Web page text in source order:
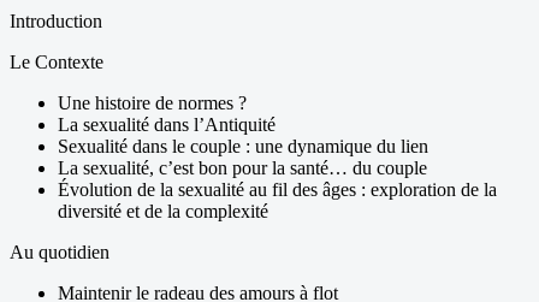
Introduction
Le Contexte
Une histoire de normes ?
La sexualité dans l’Antiquité
Sexualité dans le couple : une dynamique du lien
La sexualité, c’est bon pour la santé… du couple
Évolution de la sexualité au fil des âges : exploration de la
diversité et de la complexité
Au quotidien
Maintenir le radeau des amours à flot